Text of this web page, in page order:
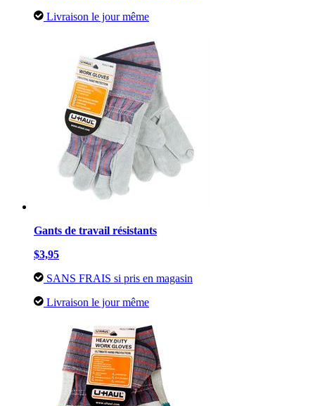
Livraison le jour même
Gants de travail résistants
$3,95
SANS FRAIS si pris en magasin
Livraison le jour même